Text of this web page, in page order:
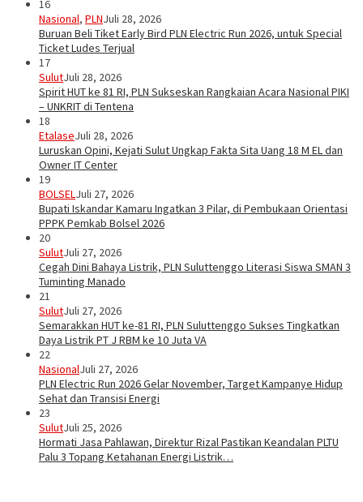
16
Nasional, PLNJuli 28, 2026
Buruan Beli Tiket Early Bird PLN Electric Run 2026, untuk Special
Ticket Ludes Terjual
17
SulutJuli 28, 2026
Spirit HUT ke 81 RI, PLN Sukseskan Rangkaian Acara Nasional PIKI
– UNKRIT di Tentena
18
EtalaseJuli 28, 2026
Luruskan Opini, Kejati Sulut Ungkap Fakta Sita Uang 18 M EL dan
Owner IT Center
19
BOLSELJuli 27, 2026
Bupati Iskandar Kamaru Ingatkan 3 Pilar, di Pembukaan Orientasi
PPPK Pemkab Bolsel 2026
20
SulutJuli 27, 2026
Cegah Dini Bahaya Listrik, PLN Suluttenggo Literasi Siswa SMAN 3
Tuminting Manado
21
SulutJuli 27, 2026
Semarakkan HUT ke-81 RI, PLN Suluttenggo Sukses Tingkatkan
Daya Listrik PT J RBM ke 10 Juta VA
22
NasionalJuli 27, 2026
PLN Electric Run 2026 Gelar November, Target Kampanye Hidup
Sehat dan Transisi Energi
23
SulutJuli 25, 2026
Hormati Jasa Pahlawan, Direktur Rizal Pastikan Keandalan PLTU
Palu 3 Topang Ketahanan Energi Listrik…